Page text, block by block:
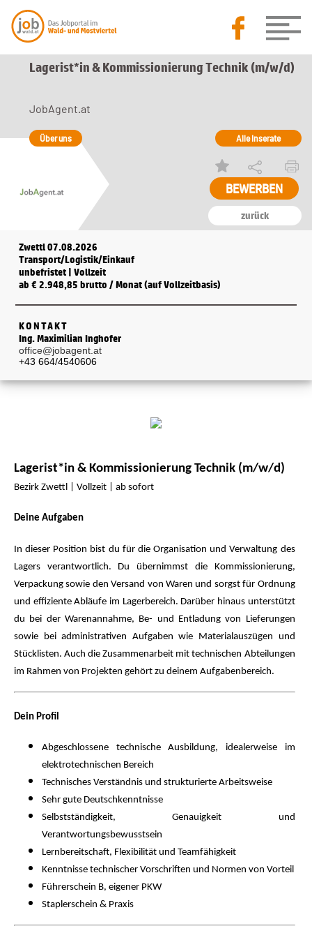
Lagerist*in & Kommissionierung Technik (m/w/d)
zurück
JobAgent.at
Über uns Alle Inserate
BEWERBEN
Zwettl 07.08.2026
Transport/Logistik/Einkauf
unbefristet | Vollzeit
ab € 2.948,85 brutto / Monat (auf Vollzeitbasis)
KONTAKT
Ing. Maximilian Inghofer
office@jobagent.at
+43 664/4540606
Lagerist*in & Kommissionierung Technik (m/w/d)
Bezirk Zwettl | Vollzeit | ab sofort
Deine Aufgaben
In dieser Position bist du für die Organisation und Verwaltung des
Lagers verantwortlich. Du übernimmst die Kommissionierung,
Verpackung sowie den Versand von Waren und sorgst für Ordnung
und effiziente Abläufe im Lagerbereich. Darüber hinaus unterstützt
du bei der Warenannahme, Be- und Entladung von Lieferungen
sowie bei administrativen Aufgaben wie Materialauszügen und
Stücklisten. Auch die Zusammenarbeit mit technischen Abteilungen
im Rahmen von Projekten gehört zu deinem Aufgabenbereich.
Dein Profil
Abgeschlossene technische Ausbildung, idealerweise im
elektrotechnischen Bereich
Technisches Verständnis und strukturierte Arbeitsweise
Sehr gute Deutschkenntnisse
Selbstständigkeit, Genauigkeit und
Verantwortungsbewusstsein
Lernbereitschaft, Flexibilität und Teamfähigkeit
Kenntnisse technischer Vorschriften und Normen von Vorteil
Führerschein B, eigener PKW
Staplerschein & Praxis